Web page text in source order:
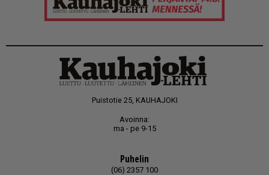
Puistotie 25, KAUHAJOKI
Avoinna:
ma - pe 9-15
Puhelin
(06) 2357 100